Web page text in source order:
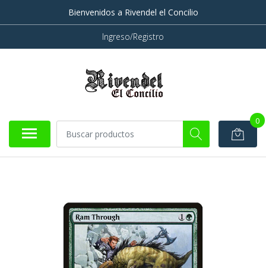
Bienvenidos a Rivendel el Concilio
Ingreso/Registro
0